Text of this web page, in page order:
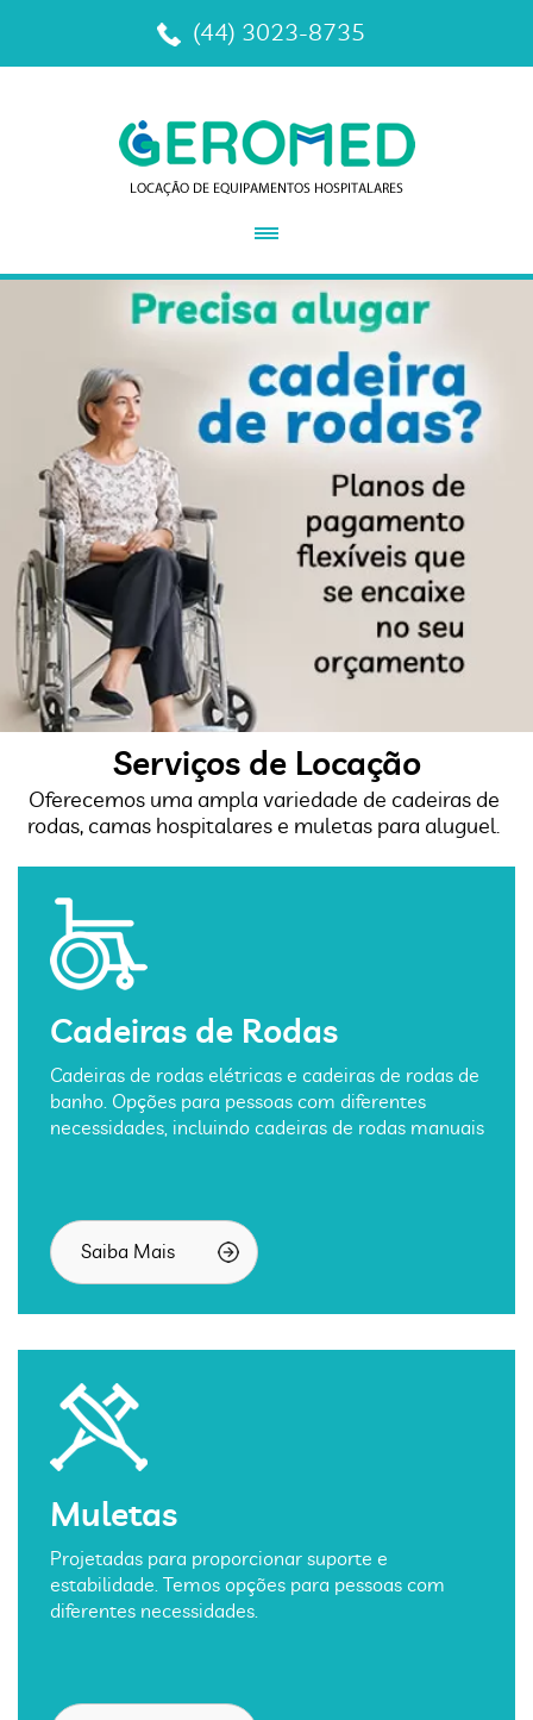
(44) 3023-8735
Serviços de Locação
Oferecemos uma ampla variedade de cadeiras de
rodas, camas hospitalares e muletas para aluguel.
Cadeiras de Rodas
Cadeiras de rodas elétricas e cadeiras de rodas de
banho. Opções para pessoas com diferentes
necessidades, incluindo cadeiras de rodas manuais
Saiba Mais
Muletas
Projetadas para proporcionar suporte e
estabilidade. Temos opções para pessoas com
diferentes necessidades.